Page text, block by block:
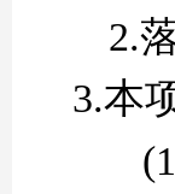
2.
3.本